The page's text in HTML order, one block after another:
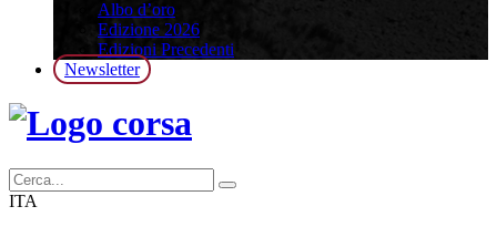
Albo d’oro
Edizione 2026
Edizioni Precedenti
Newsletter
ITA